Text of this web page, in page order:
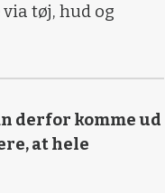
tøj, hud og
derfor komme ud
at hele